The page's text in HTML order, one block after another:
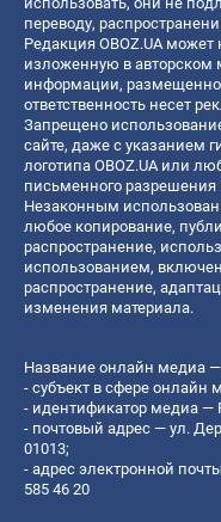
переводу,
Редакция OBOZ.UA может
изложенную в авторском
информации,
ответственность несет
Запрещено
сайте, даже с указанием
логотипа OBOZ.UA или
письменного
Незаконным
любое копирование,
распространение,
использованием,
распространение,
изменения материала.
Название онлайн медиа —
- субъект в сфере онлайн
- идентификатор медиа —
- почтовый адрес — ул.
01013;
- адрес электронной
585 46 20